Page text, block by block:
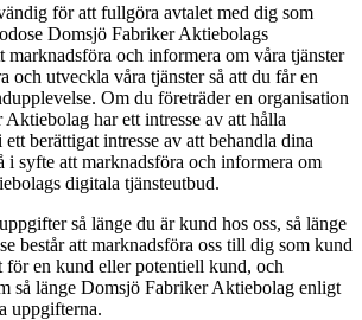
för att fullgöra avtalet med dig som
Domsjö Fabriker Aktiebolags
marknadsföra och informera om våra tjänster
och utveckla våra tjänster så att du får en
Om du företräder en organisation
har ett intresse av att hålla
berättigat intresse av att behandla dina
i syfte att marknadsföra och informera om
digitala tjänsteutbud.
så länge du är kund hos oss, så länge
består att marknadsföra oss till dig som kund
för en kund eller potentiell kund, och
så länge Domsjö Fabriker Aktiebolag enligt
uppgifterna.